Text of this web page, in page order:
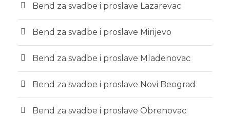
Bend za svadbe i proslave Lazarevac
Bend za svadbe i proslave Mirijevo
Bend za svadbe i proslave Mladenovac
Bend za svadbe i proslave Novi Beograd
Bend za svadbe i proslave Obrenovac